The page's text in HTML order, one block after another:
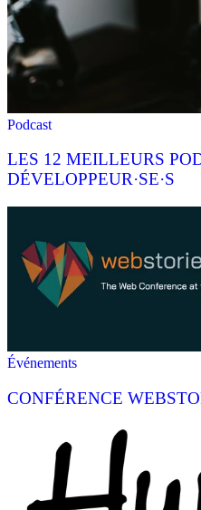
Podcast
LES 12 MEILLEURS
DÉVELOPPEUR·SE·S
Événements
CONFÉRENCE